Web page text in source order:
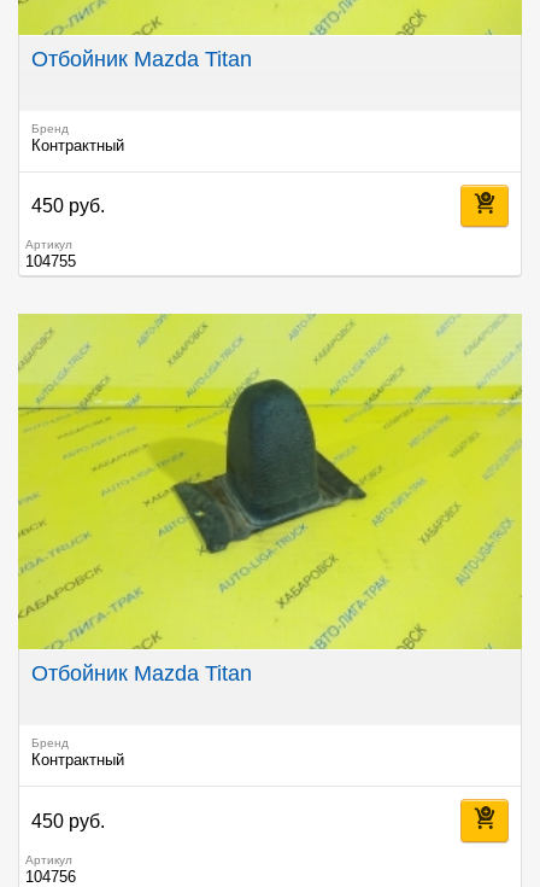
Отбойник Mazda Titan
Бренд
Контрактный
450 руб.
Артикул
104755
Отбойник Mazda Titan
Бренд
Контрактный
450 руб.
Артикул
104756